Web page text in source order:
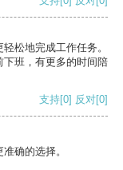
松地完成工作任务。
班，有更多的时间陪
支持[0] 反对[0]
确的选择。